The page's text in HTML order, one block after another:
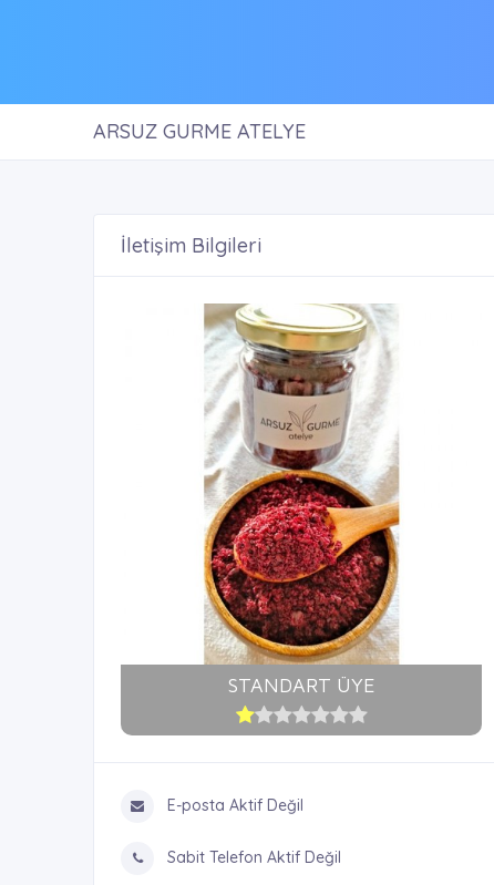
ARSUZ GURME ATELYE
İletişim Bilgileri
STANDART ÜYE
E-posta Aktif Değil
Sabit Telefon Aktif Değil